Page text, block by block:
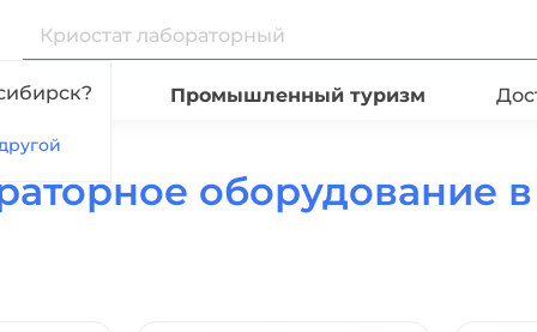
Видео Промышленный туризм
оборудование